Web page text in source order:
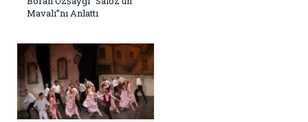
Mavalı”nı Anlattı